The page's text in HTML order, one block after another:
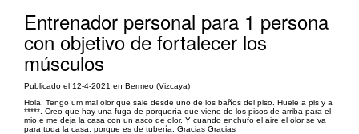
Entrenador personal para 1 persona
con objetivo de fortalecer los
músculos
Publicado el 12-4-2021 en Bermeo (Vizcaya)
Hola. Tengo um mal olor que sale desde uno de los baños del piso. Huele a pis y a
*****. Creo que hay una fuga de porquería que viene de los pisos de arriba para el
mio e me deja la casa con un asco de olor. Y cuando enchufo el aire el olor se va
para toda la casa, porque es de tubería. Gracias Gracias